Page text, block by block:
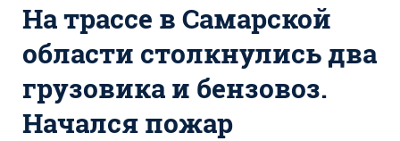
Ремонт Обводного шоссе
Набережная Тольятти
Неделя Тольятти
На трассе в Самарской
области столкнулись два
грузовика и бензовоз.
Начался пожар